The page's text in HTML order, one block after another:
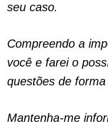
seu caso.
Compreendo a
você e farei o
questões de forma
Mantenha-me